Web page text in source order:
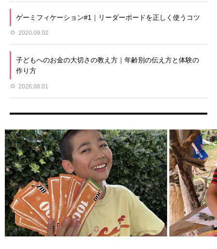
ゲーミフィケーション#1｜リーダーボードを正しく使うコツ
2020.09.02
子どもへのお金の大切さの教え方｜年齢別の伝え方と体験の
作り方
2026.08.01